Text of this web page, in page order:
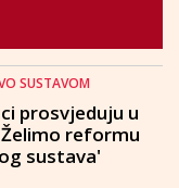
SUSTAVOM
prosvjeduju u
reformu
sustava'